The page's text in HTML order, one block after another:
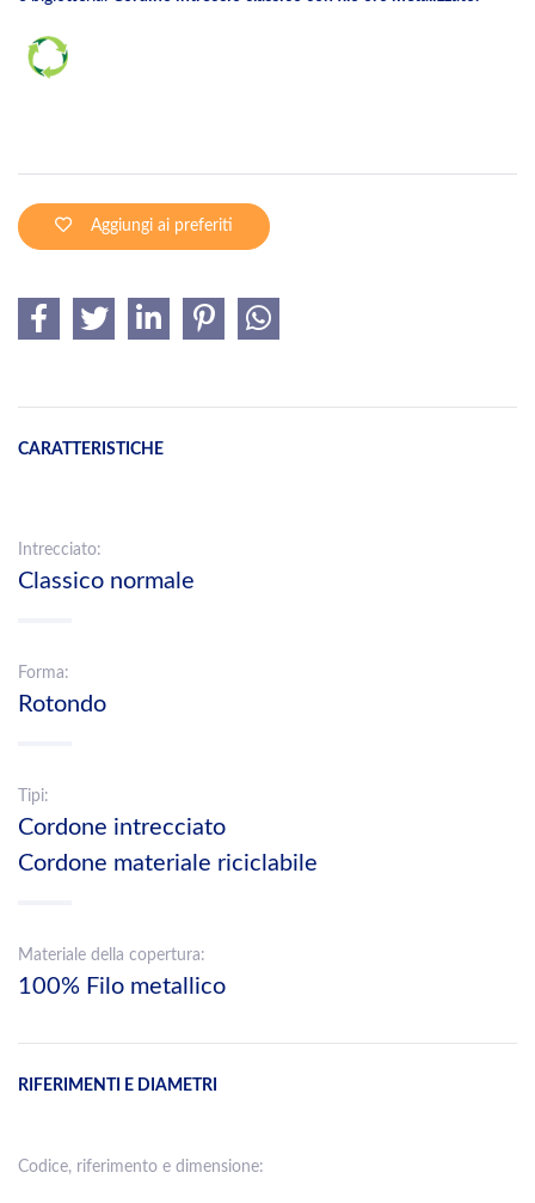
Aggiungi ai preferiti
CARATTERISTICHE
Intrecciato:
Classico normale
Forma:
Rotondo
Tipi:
Cordone intrecciato
Cordone materiale riciclabile
Materiale della copertura:
100% Filo metallico
RIFERIMENTI E DIAMETRI
Codice, riferimento e dimensione: